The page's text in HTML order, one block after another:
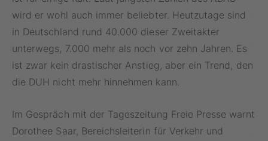
wird er wohl auch immer beliebter. Heutzutage sind
in Deutschland rund 40.000 dieser Zweitakter
unterwegs, 7.000 mehr als noch vor zehn Jahren. Es
ist zwar kein drastischer Anstieg, aber ein Trend, den
die DUH nicht mehr hinnehmen kann.
Im Gespräch mit der Tageszeitung Freie Presse warnt
Dorothee Saar, Bereichsleiterin für Verkehr und